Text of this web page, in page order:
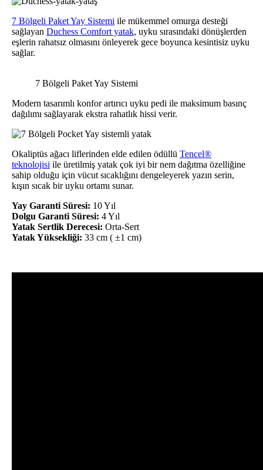
7 Bölgeli Paket Yay Sistemi ile mükemmel omurga desteği
sağlayan Duchess Comfort yatak, uyku sırasındaki dönüşlerden
eşlerin rahatsız olmasını önleyerek gece boyunca kesintisiz uyku
sağlar.
7 Bölgeli Paket Yay Sistemi
Modern tasarımlı konfor artırıcı uyku pedi ile maksimum basınç
dağılımı sağlayarak ekstra rahatlık hissi verir.
Okaliptüs ağacı liflerinden elde edilen ödüllü Tencel®
teknolojisi ile üretilmiş yatak çok iyi bir nem dağıtma özelliğine
sahip olduğu için vücut sıcaklığını dengeleyerek yazın serin,
kışın sıcak bir uyku ortamı sunar.
Yay Garanti Süresi: 10 Yıl
Dolgu Garanti Süresi: 4 Yıl
Yatak Sertlik Derecesi: Orta-Sert
Yatak Yüksekliği: 33 cm ( ±1 cm)